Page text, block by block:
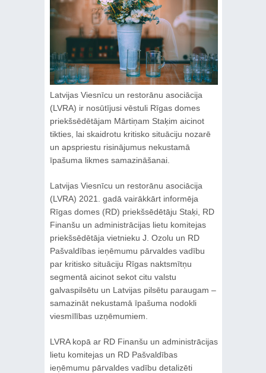
Latvijas Viesnīcu un restorānu asociācija
(LVRA) ir nosūtījusi vēstuli Rīgas domes
priekšsēdētājam Mārtiņam Staķim aicinot
tikties, lai skaidrotu kritisko situāciju nozarē
un apspriestu risinājumus nekustamā
īpašuma likmes samazināšanai.
Latvijas Viesnīcu un restorānu asociācija
(LVRA) 2021. gadā vairākkārt informēja
Rīgas domes (RD) priekšsēdētāju Staķi, RD
Finanšu un administrācijas lietu komitejas
priekšsēdētāja vietnieku J. Ozolu un RD
Pašvaldības ieņēmumu pārvaldes vadību
par kritisko situāciju Rīgas naktsmītņu
segmentā aicinot sekot citu valstu
galvaspilsētu un Latvijas pilsētu paraugam –
samazināt nekustamā īpašuma nodokli
viesmīlības uzņēmumiem.
LVRA kopā ar RD Finanšu un administrācijas
lietu komitejas un RD Pašvaldības
ieņēmumu pārvaldes vadību detalizēti